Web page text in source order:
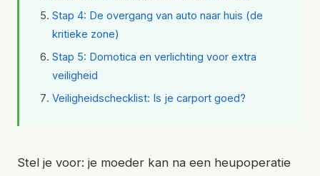
Stap 4: De overgang van auto naar huis (de
kritieke zone)
Stap 5: Domotica en verlichting voor extra
veiligheid
Veiligheidschecklist: Is je carport goed?
Stel je voor: je moeder kan na een heupoperatie